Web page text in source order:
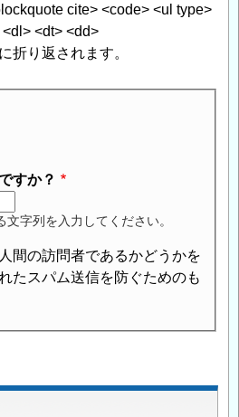
cite> <code> <ul type>
<dt> <dd>
折り返されます。
すか？
字列を入力してください。
間の訪問者であるかどうかを
たスパム送信を防ぐためのも